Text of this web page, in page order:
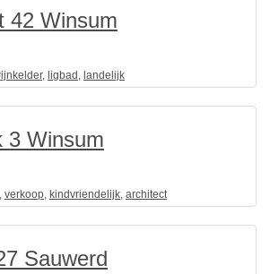
42 Winsum
, ligbad , landelijk
3 Winsum
, verkoop, kindvriendelijk, architect
Sauwerd